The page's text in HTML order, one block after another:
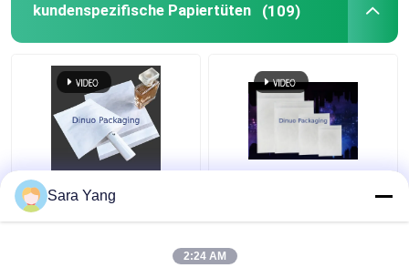
kundenspezifische Papiertüten (109)
Halb undurchsichtige
klare transparente
kompostierbares für
Kleidung
Sara Yang
2:24 AM